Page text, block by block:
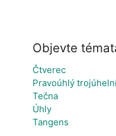
Objevte
Čtverec
Pravoúhlý
Tečna
Úhly
Tangens